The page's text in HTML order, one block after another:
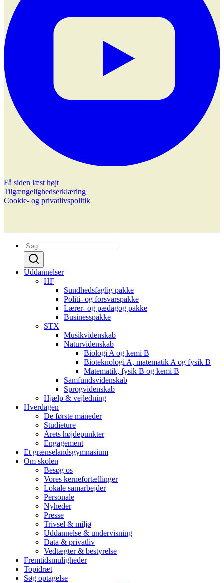
Få siden læst højt
Tilgængelighedserklæring
Cookie- og privatlivspolitik
Uddannelser
HF
Sundhedsfaglig pakke
Politi- og forsvarspakke
Lærer- og pædagog pakke
Businesspakke
STX
Musikvidenskab
Naturvidenskab
Biologi A og kemi B
Bioteknologi A, matematik A og fysik B
Matematik, fysik B og kemi B
Samfundsvidenskab
Sprogvidenskab
Hjælp & vejledning
Hverdagen
De første måneder
Studieture
Årets højdepunkter
Engagement
Et grænselandsgymnasium
Om skolen
Besøg os
Vores kernefortællinger
Lokale samarbejder
Personale
Nyheder
Presse
Trivsel & miljø
Uddannelse & undervisning
Data & privatliv
Vedtægter & bestyrelse
Fremtidsmuligheder
Topidræt
Søg optagelse